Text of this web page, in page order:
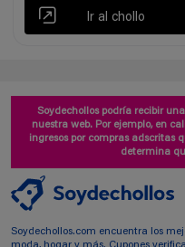
Ir al chollo
Soydechollos podría recibir
nuestra web. Por ejemplo, en
ingresos por compras adscritas
determina
Soydechollos.com encuentra los
moda, hogar y más. Cupones